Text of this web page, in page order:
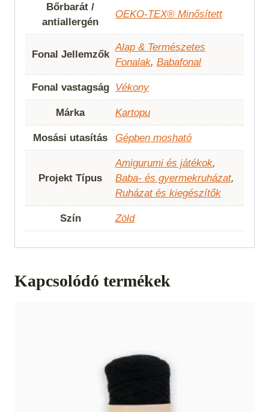
Bőrbarát /
antiallergén
OEKO-TEX® Minősített
Fonal Jellemzők
Alap & Természetes
Fonalak, Babafonal
Fonal vastagság Vékony
Márka Kartopu
Mosási utasítás Gépben mosható
Projekt Típus
Amigurumi és játékok,
Baba- és gyermekruházat,
Ruházat és kiegészítők
Szín Zöld
Kapcsolódó termékek